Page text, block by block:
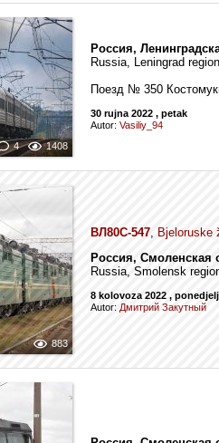
4 1408
Россия,
Russia, Leningrad
Поезд № 350
30 rujna 2022 , petak
Autor: Vasiliy_94
883
ВЛ80С-547, Bjeloruske
Россия, Смоленская
Russia, Smolensk
8 kolovoza 2022 ,
Autor: Дмитрий Закутный